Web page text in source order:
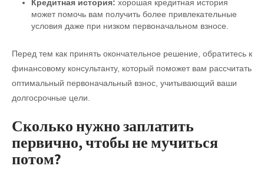
Кредитная история: хорошая кредитная история
может помочь вам получить более привлекательные
условия даже при низком первоначальном взносе.
Перед тем как принять окончательное решение, обратитесь к
финансовому консультанту, который поможет вам рассчитать
оптимальный первоначальный взнос, учитывающий ваши
долгосрочные цели.
Сколько нужно заплатить
первично, чтобы не мучиться
потом?